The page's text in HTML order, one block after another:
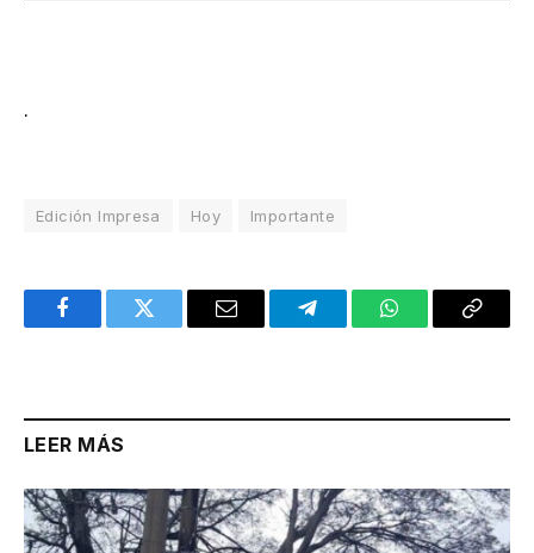
.
Edición Impresa Hoy Importante
FacebookTwitter Email TelegramWhatsAppCopy
LEER MÁS